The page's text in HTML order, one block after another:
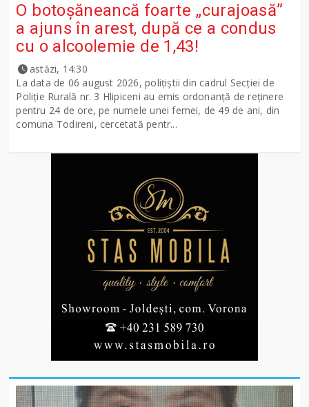
O botoșăneancă foarte „curajoasă”
a ajuns în arest, după ce a condus
cu o alcoolemie de 1,43!
astăzi, 14:30
La data de 06 august 2026, polițiștii din cadrul Secției de
Poliție Rurală nr. 3 Hlipiceni au emis ordonanță de reținere
pentru 24 de ore, pe numele unei femei, de 49 de ani, din
comuna Todireni, cercetată pentr...